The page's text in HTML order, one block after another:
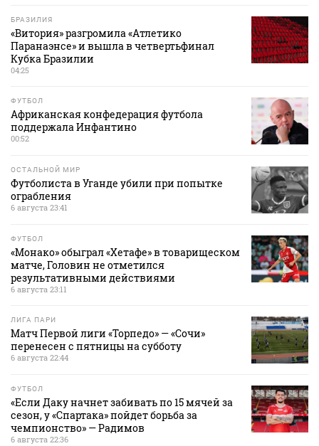
БРАЗИЛИЯ
«Витория» разгромила «Атлетико
Паранаэнсе» и вышла в четвертьфинал
Кубка Бразилии
04:25
ФУТБОЛ
Африканская конфедерация футбола
поддержала Инфантино
00:52
ОСТАЛЬНОЙ МИР
Футболиста в Уганде убили при попытке
ограбления
6 августа 23:41
ФУТБОЛ
«Монако» обыграл «Хетафе» в товарищеском
матче, Головин не отметился
результативными действиями
6 августа 23:11
ЛИГА ПАРИ
Матч Первой лиги «Торпедо» — «Сочи»
перенесен с пятницы на субботу
6 августа 22:44
ФУТБОЛ
«Если Даку начнет забивать по 15 мячей за
сезон, у «Спартака» пойдет борьба за
чемпионство» — Радимов
6 августа 22:36